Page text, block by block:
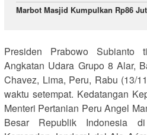
Marbot Masjid Kumpulkan Rp86
Presiden Prabowo Subianto
Angkatan Udara Grupo 8 Alar,
Chavez, Lima, Peru, Rabu (13/
waktu setempat. Kedatangan
Menteri Pertanian Peru Angel
Besar Republik Indonesia